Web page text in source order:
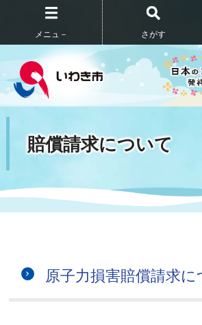
メニュ－ さがす
賠償請求について
原子力損害賠償請求に